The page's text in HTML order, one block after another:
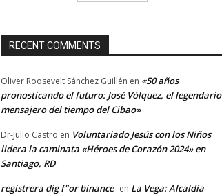
RECENT COMMENTS
Oliver Roosevelt Sánchez Guillén en «50 años
pronosticando el futuro: José Vólquez, el legendario
mensajero del tiempo del Cibao»
Dr-Julio Castro en Voluntariado Jesús con los Niños
lidera la caminata «Héroes de Corazón 2024» en
Santiago, RD
registrera dig f"or binance en La Vega: Alcaldía